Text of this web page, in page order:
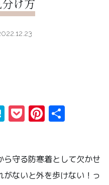
Hatena
Pocket
ら守る防寒着として欠かせ
ないと外を歩けない！っ